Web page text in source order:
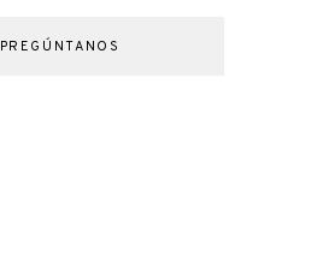
PREGÚNTANOS